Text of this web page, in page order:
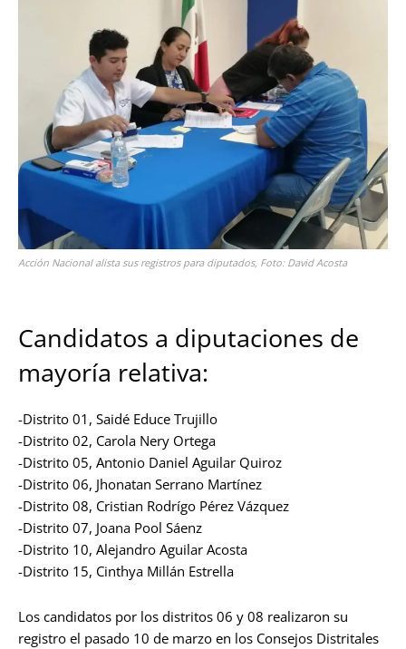
Acción Nacional alista sus registros para diputados, Foto: David Acosta
Candidatos a diputaciones de
mayoría relativa:
-Distrito 01, Saidé Educe Trujillo
-Distrito 02, Carola Nery Ortega
-Distrito 05, Antonio Daniel Aguilar Quiroz
-Distrito 06, Jhonatan Serrano Martínez
-Distrito 08, Cristian Rodrígo Pérez Vázquez
-Distrito 07, Joana Pool Sáenz
-Distrito 10, Alejandro Aguilar Acosta
-Distrito 15, Cinthya Millán Estrella
Los candidatos por los distritos 06 y 08 realizaron su
registro el pasado 10 de marzo en los Consejos Distritales